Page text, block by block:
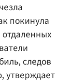
покинула
следов
утверждает